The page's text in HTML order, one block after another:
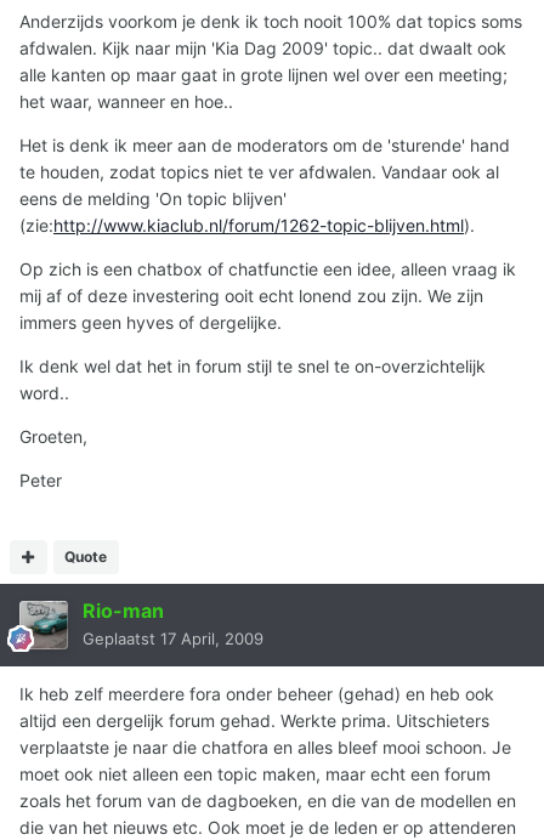
Anderzijds voorkom je denk ik toch nooit 100% dat topics soms
afdwalen. Kijk naar mijn 'Kia Dag 2009' topic.. dat dwaalt ook
alle kanten op maar gaat in grote lijnen wel over een meeting;
het waar, wanneer en hoe..
Het is denk ik meer aan de moderators om de 'sturende' hand
te houden, zodat topics niet te ver afdwalen. Vandaar ook al
eens de melding 'On topic blijven'
(zie:http://www.kiaclub.nl/forum/1262-topic-blijven.html).
Op zich is een chatbox of chatfunctie een idee, alleen vraag ik
mij af of deze investering ooit echt lonend zou zijn. We zijn
immers geen hyves of dergelijke.
Ik denk wel dat het in forum stijl te snel te on-overzichtelijk
word..
Groeten,
Peter
Quote
Rio-man
Geplaatst 17 April, 2009
Ik heb zelf meerdere fora onder beheer (gehad) en heb ook
altijd een dergelijk forum gehad. Werkte prima. Uitschieters
verplaatste je naar die chatfora en alles bleef mooi schoon. Je
moet ook niet alleen een topic maken, maar echt een forum
zoals het forum van de dagboeken, en die van de modellen en
die van het nieuws etc. Ook moet je de leden er op attenderen